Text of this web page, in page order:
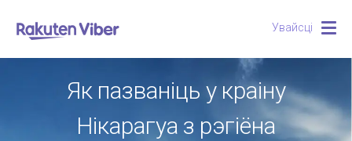
Увайсці
Як пазваніць у краіну
Нікарагуа з рэгіёна